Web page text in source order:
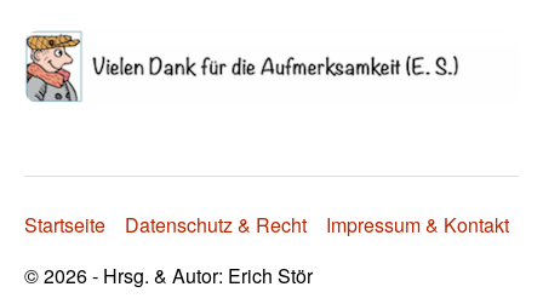
© 2026 - Hrsg. & Autor: Erich Stör
Startseite Datenschutz & Recht Impressum & Kontakt